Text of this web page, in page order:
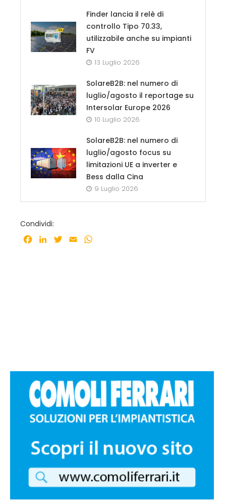
Finder lancia il relè di
controllo Tipo 70.33,
utilizzabile anche su impianti
FV
13 Luglio 2026
SolareB2B: nel numero di
luglio/agosto il reportage su
Intersolar Europe 2026
10 Luglio 2026
SolareB2B: nel numero di
luglio/agosto focus su
limitazioni UE a inverter e
Bess dalla Cina
9 Luglio 2026
Condividi:
Facebook
LinkedInTwitter
Email